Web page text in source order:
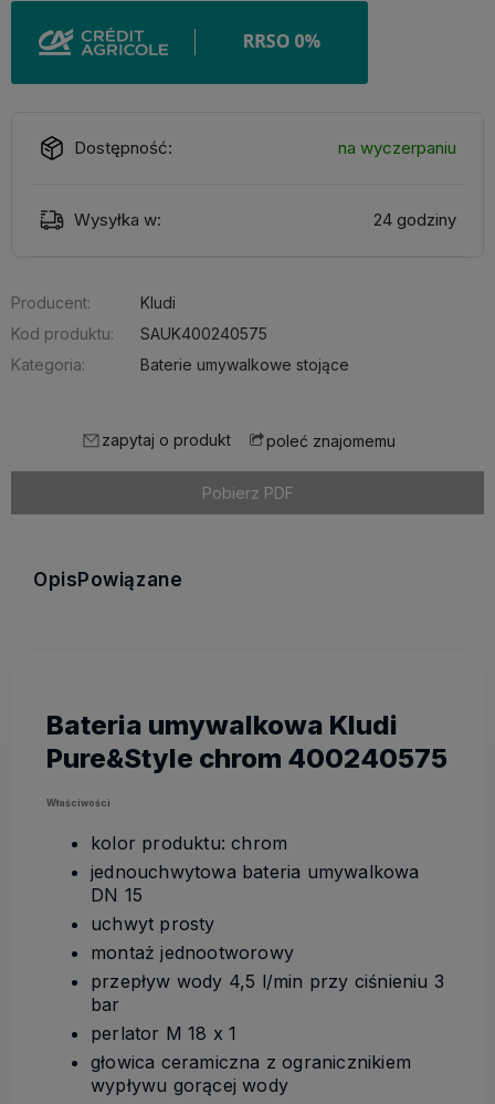
Dostępność: na wyczerpaniu
Wysyłka w: 24 godziny
Producent:
Kludi
Kod produktu:
SAUK400240575
Kategoria:
Baterie umywalkowe stojące
zapytaj o produkt poleć znajomemu
Pobierz PDF
Opis Powiązane
Bateria umywalkowa Kludi
Pure&Style chrom 400240575
Właściwości
kolor produktu: chrom
jednouchwytowa bateria umywalkowa
DN 15
uchwyt prosty
montaż jednootworowy
przepływ wody 4,5 l/min przy ciśnieniu 3
bar
perlator M 18 x 1
głowica ceramiczna z ogranicznikiem
wypływu gorącej wody